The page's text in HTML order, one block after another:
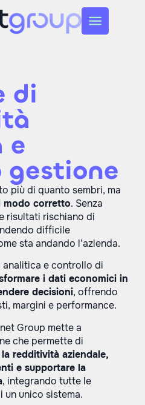
di
e
più di quanto sembri, ma
modo corretto. Senza
risultati rischiano di
difficile
sta andando l’azienda.
e controllo di
i dati economici in
decisioni, offrendo
margini e performance.
Group mette a
che permette di
redditività aziendale,
e supportare la
, integrando tutte le
un unico sistema.